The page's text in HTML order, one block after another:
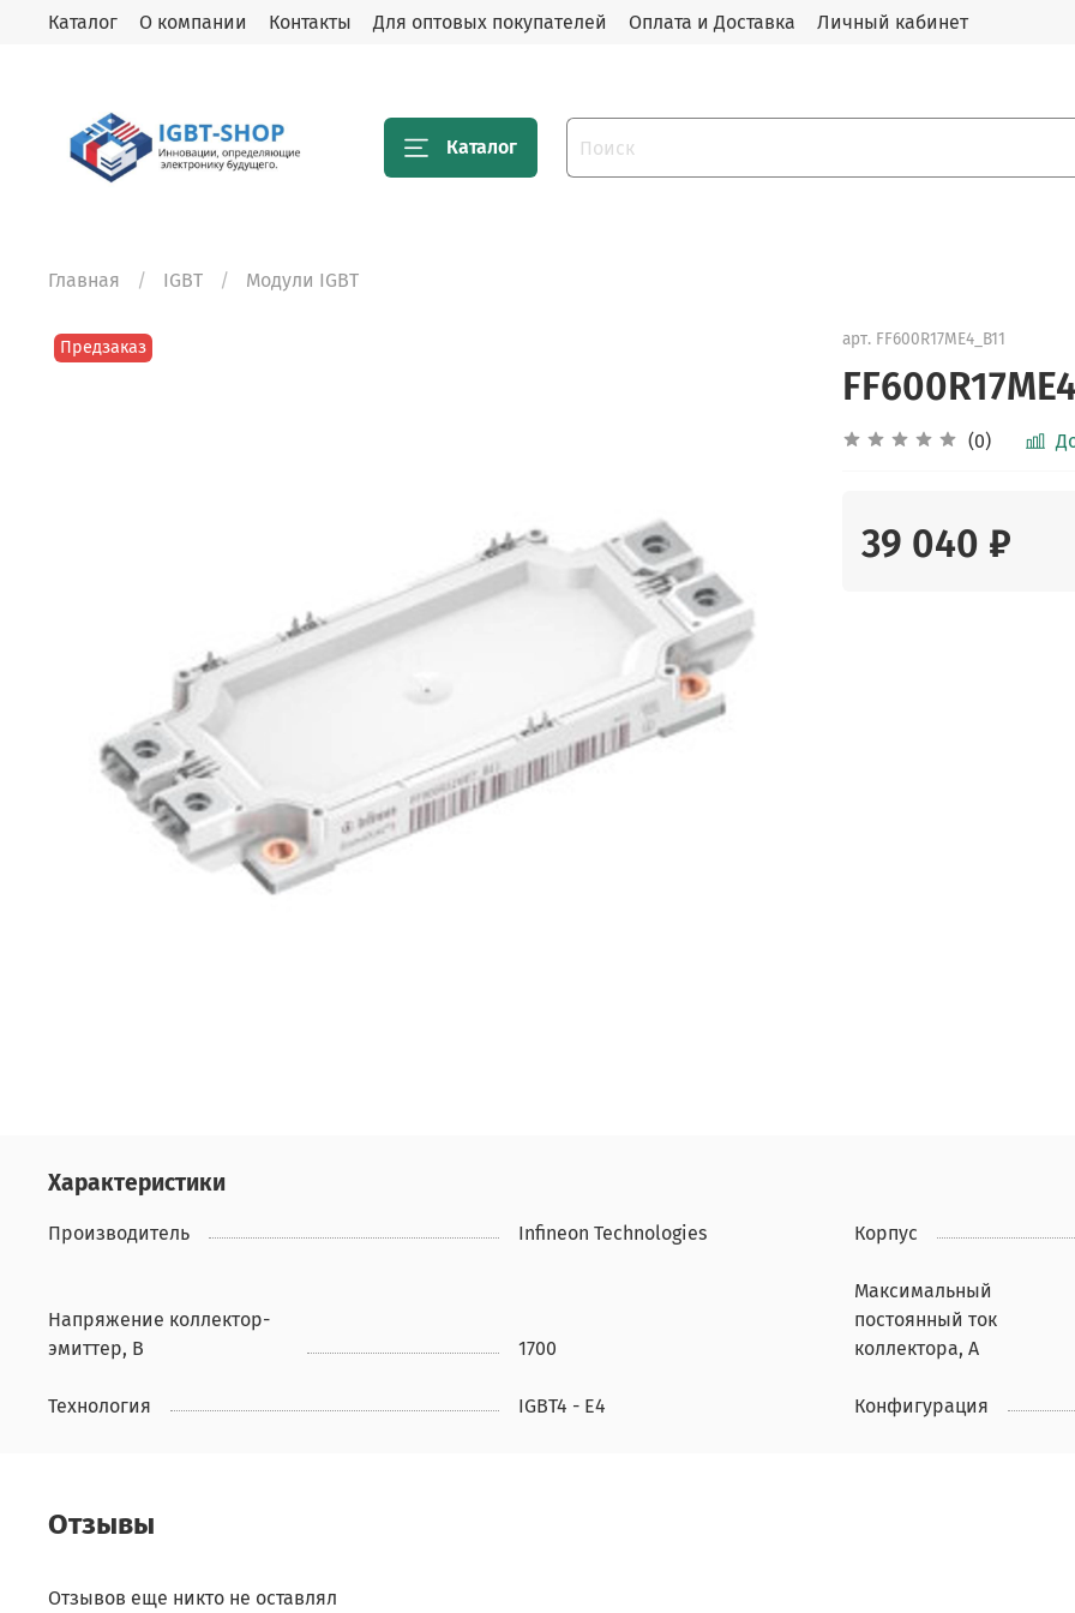
Каталог О компании Контакты Для оптовых покупателей Оплата и Доставка Личный кабинет
Каталог
Главная IGBT Модули IGBT
Предзаказ арт. FF600R17ME4_B11
(0)
39 040 ₽
Характеристики
Производитель Infineon Technologies Корпус
Напряжение коллектор-
эмиттер, В
1700
Максимальный
постоянный ток
коллектора, А
Технология IGBT4 - E4 Конфигурация
Отзывы
Отзывов еще никто не оставлял